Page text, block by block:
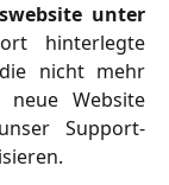
unter
hinterlegte
nicht mehr
Website
Support-